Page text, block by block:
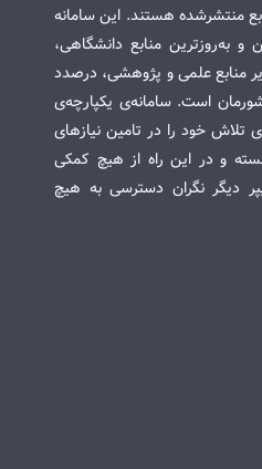
منتشرشده هستند. این سامانه
و به‌روزترین منابع دانشگاهی،
منابع علمی و پژوهشی، درصدد
است. سامانه‌ی یکپارچه‌ی
تلاش خود را در تامین نیازهای
و در این راه از هیچ کمکی
دیگر نگران دسترسی به هیچ